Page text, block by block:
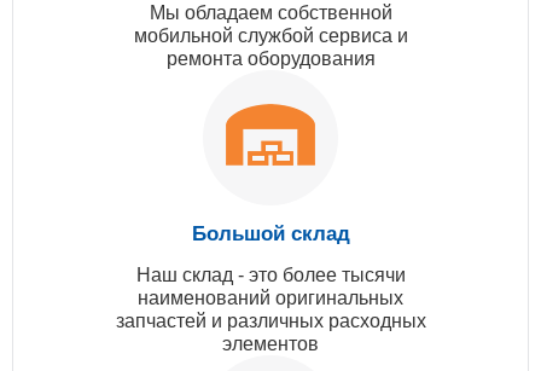
Мы обладаем собственной
мобильной службой сервиса и
ремонта оборудования
Большой склад
Наш склад - это более тысячи
наименований оригинальных
запчастей и различных расходных
элементов